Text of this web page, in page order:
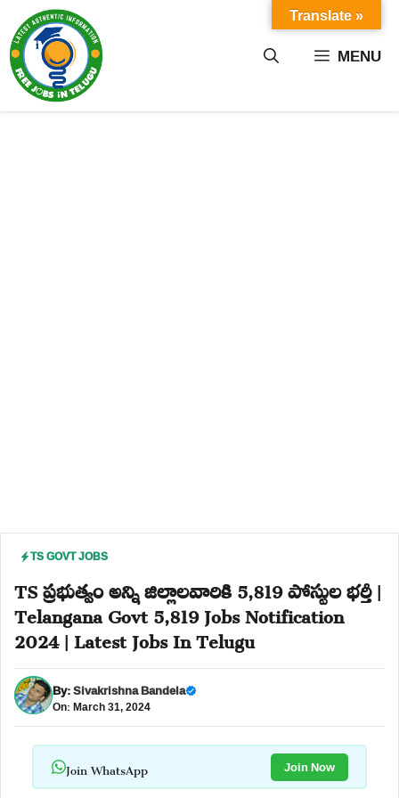
content MENU
TS GOVT JOBS
TS ప్రభుత్వం అన్ని జిల్లాలవారికి 5,819 పోస్టుల భర్తీ |
Telangana Govt 5,819 Jobs Notification
2024 | Latest Jobs In Telugu
By:Sivakrishna Bandela
On: March 31, 2024
Join WhatsApp Join Now
Translate »